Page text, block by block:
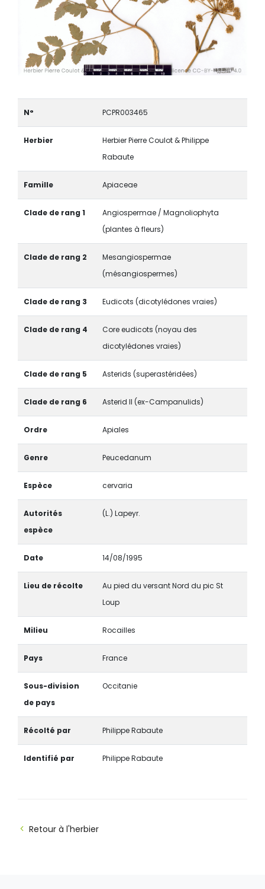
N° PCPR003465
Herbier
Herbier Pierre Coulot & Philippe
Rabaute
Famille Apiaceae
Clade de rang 1
Angiospermae / Magnoliophyta
(plantes à fleurs)
Clade de rang 2
Mesangiospermae
(mésangiospermes)
Clade de rang 3 Eudicots (dicotylédones vraies)
Clade de rang 4
Core eudicots (noyau des
dicotylédones vraies)
Clade de rang 5 Asterids (superastéridées)
Clade de rang 6 Asterid II (ex-Campanulids)
Ordre Apiales
Genre Peucedanum
Espèce cervaria
Autorités
espèce
(L.) Lapeyr.
Date 14/08/1995
Lieu de récolte
Au pied du versant Nord du pic St
Loup
Milieu Rocailles
Pays France
Sous-division
de pays
Occitanie
Récolté par Philippe Rabaute
Identifié par Philippe Rabaute
Retour à l'herbier